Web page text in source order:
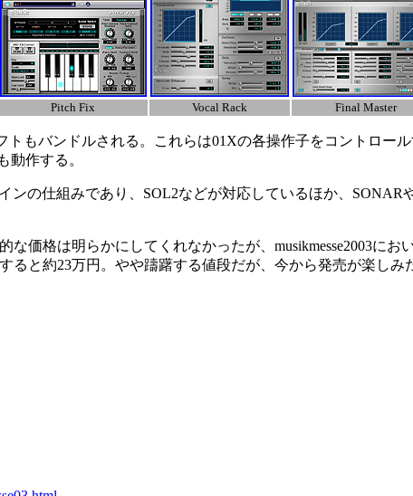
Pitch Fix Vocal Rack Final Master
トもバンドルされる。これらは01Xの各操作子をコントロー
動作する。
ンの仕組みであり、SOL2などが対応しているほか、SONAR
価格は明らかにしてくれなかったが、musikmesse2003にお
ると約23万円。やや躊躇する値段だが、今から発売が楽しみ